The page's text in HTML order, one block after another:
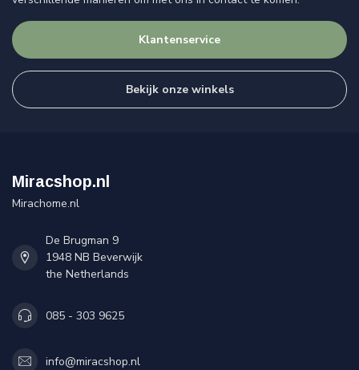
Klantenservice
Bekijk onze winkels
Miracshop.nl
Mirachome.nl
De Brugman 9
1948 NB Beverwijk
the Netherlands
085 - 303 9625
info@miracshop.nl